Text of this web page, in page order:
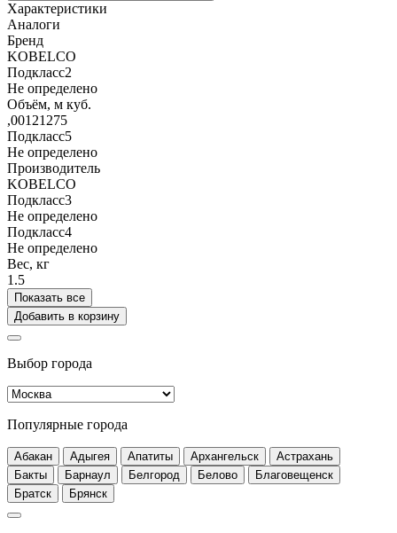
Характеристики
Аналоги
Бренд
KOBELCO
Подкласс2
Не определено
Объём, м куб.
,00121275
Подкласс5
Не определено
Производитель
KOBELCO
Подкласс3
Не определено
Подкласс4
Не определено
Вес, кг
1.5
Показать все
Добавить в корзину
Выбор города
Популярные города
Абакан Адыгея Апатиты Архангельск
Астрахань
Бакты
Барнаул Белгород Белово
Благовещенск
Братск
Брянск